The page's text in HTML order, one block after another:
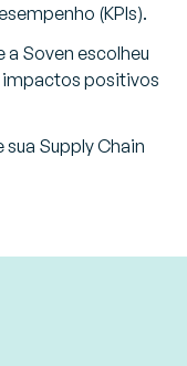
(KPIs).
a Soven escolheu
impactos positivos
Supply Chain